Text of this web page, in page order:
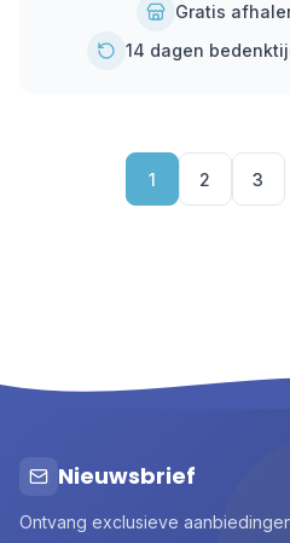
Gratis
14 dagen
1 2 3
Nieuwsbrief
Ontvang exclusieve